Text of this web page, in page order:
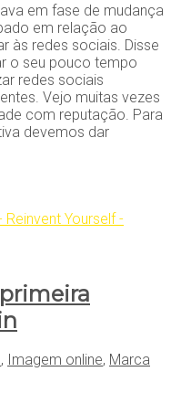
em fase de mudança
em relação ao
às redes sociais. Disse
o seu pouco tempo
redes sociais
Vejo muitas vezes
com reputação. Para
devemos dar
, Imagem online, Marca